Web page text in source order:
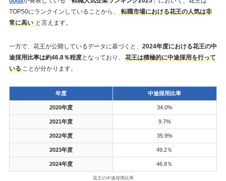
TOP50にランクインしていることから、
転職市場における花王の人気は非
常に高い と言えます。
一方で、花王が公開しているデータに基づくと、 2024年度における花王の中
途採用比率は約46.8％程度となっており、
花王は積極的に中途採用を行って
いる ことが分かります。
年度 中途採用比率
2020年度 34.0%
2021年度 9.7%
2022年度 35.9%
2023年度 49.2％
2024年度 46.8％
花王の中途採用比率